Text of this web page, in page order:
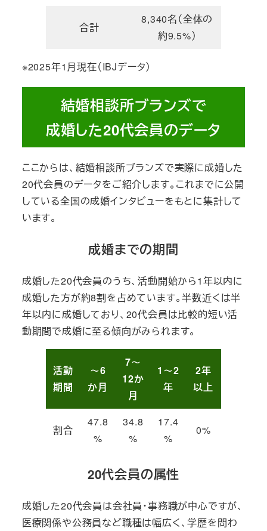
合計
8,340名（全体の
約9.5%）
※2025年1月現在（IBJデータ）
結婚相談所ブランズで
成婚した20代会員のデータ
ここからは、結婚相談所ブランズで実際に成婚した
20代会員のデータをご紹介します。これまでに公開
している全国の成婚インタビューをもとに集計して
います。
成婚までの期間
成婚した20代会員のうち、活動開始から1年以内に
成婚した方が約8割を占めています。半数近くは半
年以内に成婚しており、20代会員は比較的短い活
動期間で成婚に至る傾向がみられます。
活動
期間
～6
か月
7～
12か
月
1～2
年
2年
以上
割合
47.8
%
34.8
%
17.4
%
0%
20代会員の属性
成婚した20代会員は会社員・事務職が中心ですが、
医療関係や公務員など職種は幅広く、学歴を問わ